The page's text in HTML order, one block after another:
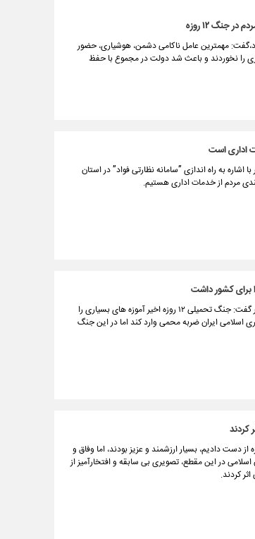
جنگ ۱۲ روزه
در جنگ ۱۲ روزه قابل تقدیر بود،گفت: مهمترین عامل ناکامی دشمن، هوشیاری، حضور
را نخوردند و باعث شد دولت در مجموع با حفظ
اداری است
به راه اندازی ”سامانه نظارتی فواد” در استان
مردم از خدمات اداری هستیم.
برای کشور داشت
معاون رییس جمهور و رییس سازمان امور استخدامی و اداری کشور گفت: جنگ تحمیلی ۱۲ روزه اخیر آموزه های بسیاری را
اسلامی ایران ضربه محمی وارد کند اما در این جنگ
کردند
با بیان اینکه درست است کسانی را که در جنگ ۱۲ روزه از دست دادیم، بسیار ارزشمند و عزیز بودند، اما وفاق و
در این مقطع، تصویری بی سابقه و افتخارآمیز از
کردند.